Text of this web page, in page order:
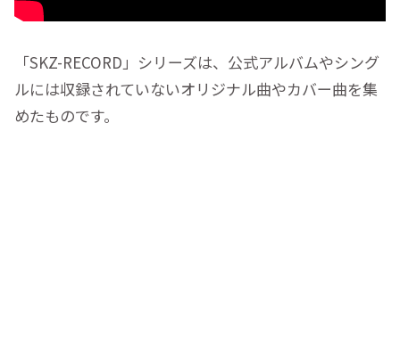
「SKZ-RECORD」シリーズは、公式アルバムやシング
ルには収録されていないオリジナル曲やカバー曲を集
めたものです。